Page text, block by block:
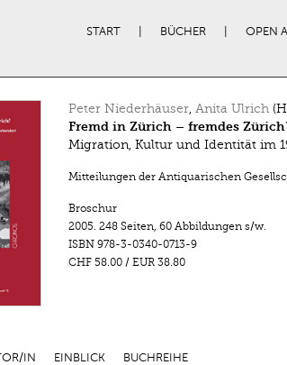
START BÜCHER OPEN
Peter Niederhäuser, Anita Ulrich
Fremd in Zürich – fremdes
Migration, Kultur und Identität im
Mitteilungen der Antiquarischen
Broschur
2005. 248 Seiten, 60 Abbildungen s/w.
ISBN 978-3-0340-0713-9
CHF 58.00/ EUR 38.80
IN EINBLICK BUCHREIHE